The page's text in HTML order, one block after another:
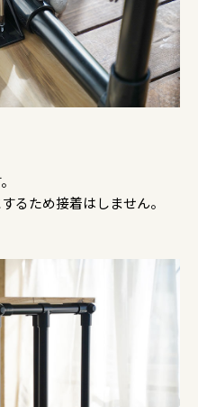
るため接着はしません。